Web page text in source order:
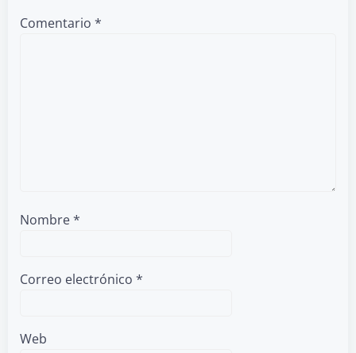
Comentario *
Nombre*
Correo electrónico *
Web